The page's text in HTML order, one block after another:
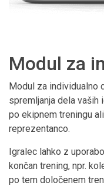
Modul za
Modul za individualno
spremljanja dela vaših
po ekipnem treningu
reprezentanco.
Igralec lahko z
končan trening, npr.
po tem določenem